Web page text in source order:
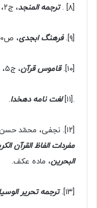
[۸] .ترجمه المنجد، ج۲، ص۱۳۲۷.
[۹] .فرهنگ ابجدی، ص۶۲۰.
[۱۰] .قاموس قرآن، ج۵، ص۲۹.
.[۱۱] لغت نامه دهخدا.
[۱۲] . نجفی، محمّد
مفردات الفاظ القرآن
البحرین، ماده عکف.
[۱۳] .ترجمه تحریر